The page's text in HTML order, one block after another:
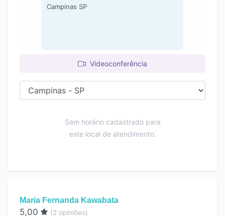
Campinas SP
Videoconferência
Sem horário cadastrado para
este local de atendimento.
Maria Fernanda Kawabata
5,00 (2 opiniões)